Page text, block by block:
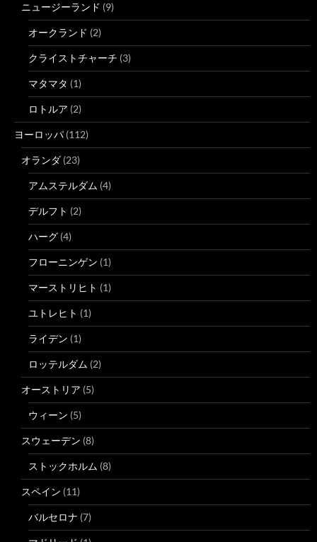
ニュージーランド (9)
オークランド (2)
クライストチャーチ (3)
マタマタ (1)
ロトルア (2)
ヨーロッパ (112)
オランダ (23)
アムステルダム (4)
デルフト (2)
ハーグ (4)
フローニンゲン (1)
マーストリヒト (1)
ユトレヒト (1)
ライデン (1)
ロッテルダム (2)
オーストリア (5)
ウィーン (5)
スウェーデン (8)
ストックホルム (8)
スペイン (11)
バルセロナ (7)